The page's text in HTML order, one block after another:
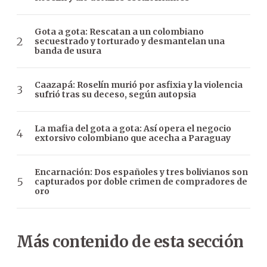
Gota a gota: Rescatan a un colombiano
secuestrado y torturado y desmantelan una
banda de usura
Caazapá: Roselín murió por asfixia y la violencia
sufrió tras su deceso, según autopsia
La mafia del gota a gota: Así opera el negocio
extorsivo colombiano que acecha a Paraguay
Encarnación: Dos españoles y tres bolivianos son
capturados por doble crimen de compradores de
oro
Más contenido de esta sección